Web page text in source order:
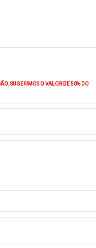
SUGERIMOS O VALOR DE 50% DO